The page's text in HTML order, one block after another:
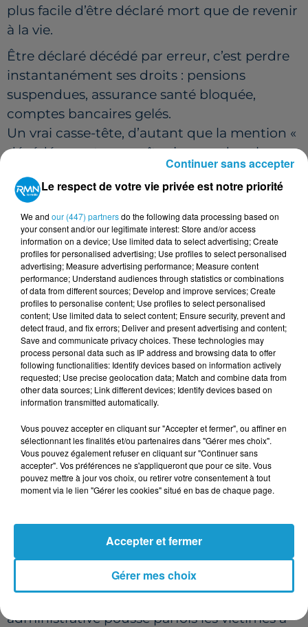
plus facile d’être déclaré mort que de revenir
à la vie.
Être déclaré décédé par erreur, c’est perdre
instantanément ses droits : pensions
suspendues, assurance santé bloquée,
comptes bancaires gelés.
Un vrai casse-tête, d’autant que la mention «
décédé » peut apparaître jusque dans les
fichiers médicaux, empêchant l’accès aux
soins. Certaines familles se voient même
jugées « indûment perçues ».
UN COMBAT DE PATIENCE
La clé, c’est le certificat de vie. Délivré par
votre mairie sur présentation d’une pièce
d’identité, ce document officiel atteste noir
sur blanc que vous êtes bel et bien en vie.
D’autres justificatifs peuvent être exigés :
acte de naissance récent, copie de carte
d’identité, livret de famille, justificatif de
rapidement à la caisse de retraite, à la CPAM
ou à tout autre organisme concerné.
Dans le meilleur des cas, la régularisation
certaines victimes témoignent d’un véritable
calvaire qui peut durer des mois, voire des
années.
Relances régulières, appels quotidiens,
administrative pousse parfois les victimes à
Le respect de votre vie privée est notre priorité
We and our (447) partnersdo the following data processing based on
your consent and/or our legitimate interest: Store and/or access
information on a device; Use limited data to select advertising; Create
profiles for personalised advertising; Use profiles to select personalised
advertising; Measure advertising performance; Measure content
performance; Understand audiences through statistics or combinations
of data from different sources; Develop and improve services; Create
profiles to personalise content; Use profiles to select personalised
content; Use limited data to select content; Ensure security, prevent and
detect fraud, and fix errors; Deliver and present advertising and content;
Save and communicate privacy choices. These technologies may
process personal data such as IP address and browsing data to offer
following functionalities: Identify devices based on information actively
requested; Use precise geolocation data; Match and combine data from
other data sources; Link different devices; Identify devices based on
information transmitted automatically.
Vous pouvez accepter en cliquant sur "Accepter et fermer", ou affiner en
sélectionnant les finalités et/ou partenaires dans "Gérer mes choix".
Vous pouvez également refuser en cliquant sur "Continuer sans
accepter". Vos préférences ne s'appliqueront que pour ce site. Vous
pouvez mettre à jour vos choix, ou retirer votre consentement à tout
moment via le lien "Gérer les cookies" situé en bas de chaque page.
Gérer mes choix
Accepter et fermer
Continuer sans accepter